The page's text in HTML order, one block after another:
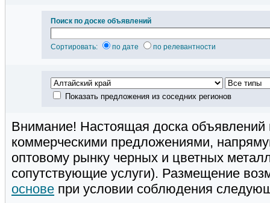
Поиск по доске объявлений
Сортировать: по дате по релевантности
Показать предложения из соседних регионов
Внимание! Настоящая доска
коммерческими предложениями,
оптовому рынку черных и цветных
сопутствующие услуги). Размещение
основе при условии соблюдения